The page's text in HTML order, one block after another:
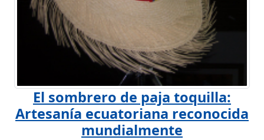
El sombrero de paja toquilla:
Artesanía ecuatoriana reconocida
mundialmente